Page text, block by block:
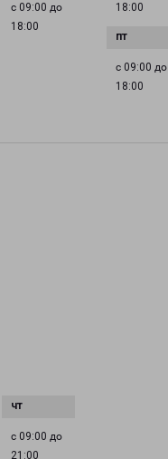
с 09:00 до
18:00
18:00
с 09:00 до
18:00
с 09:00 до
21:00